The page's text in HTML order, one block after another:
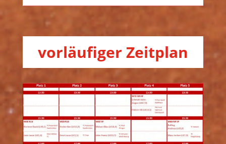
vorläufiger Zeitplan